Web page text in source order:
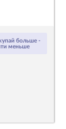
больше -
меньше